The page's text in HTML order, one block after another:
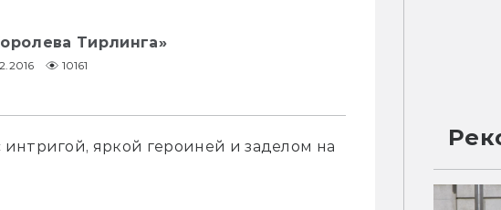
Тирлинга»
10161
яркой героиней и заделом на